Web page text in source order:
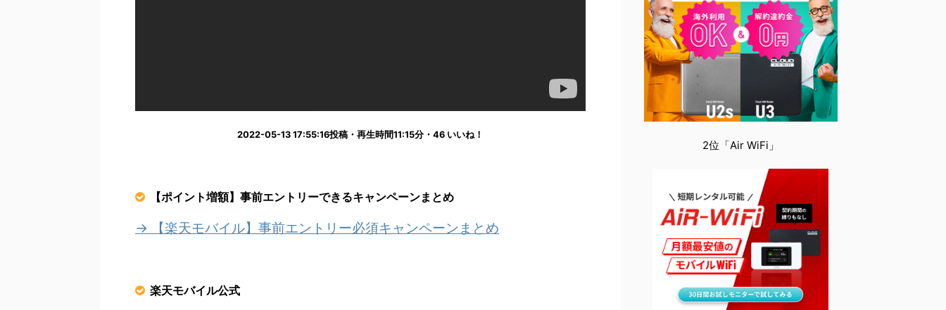
2022-05-13 17:55:16投稿・再生時間11:15分・46 いいね！
【ポイント増額】事前エントリーできるキャンペーンまとめ
→ 【楽天モバイル】事前エントリー必須キャンペーンまとめ
楽天モバイル公式
2位「Air WiFi」